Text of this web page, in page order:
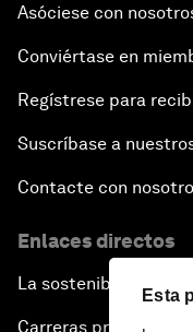
Esta
Asóciese con
Conviértase en
Regístrese para
Suscríbase a
Contacte con
Enlaces directos
La sostenibilidad en el
Carreras profesionales